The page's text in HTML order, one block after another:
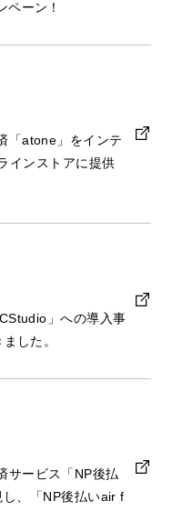
ーン！
「atone」をインテ
インストアに提供
」への導入事
した。
サービス「NP後払
、「NP後払いair f